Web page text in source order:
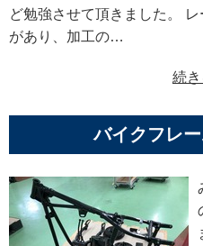
ど勉強させて頂きました。
があり、加工の…
続
バイクフレ